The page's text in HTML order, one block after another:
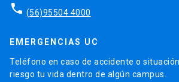
phone (56)95504 4000
EMERGENCIAS UC
Teléfono en caso de accidente o
riesgo tu vida dentro de algún campus.